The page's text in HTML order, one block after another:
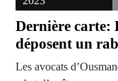
Dernière carte:
déposent un
Les avocats